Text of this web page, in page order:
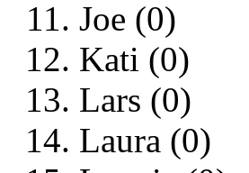
Joe (0)
Kati (0)
Lars (0)
Laura (0)